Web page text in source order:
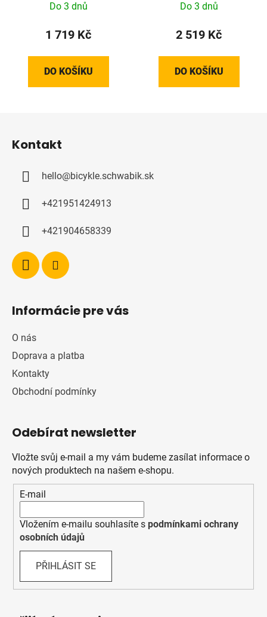
100491990809
Do 3 dnů
1 719 Kč
DO KOŠÍKU
Do 3 dnů
2 519 Kč
DO KOŠÍKU
Kontakt
hello@bicykle.schwabik.sk
+421951424913
+421904658339
Informácie pre vás
O nás
Doprava a platba
Kontakty
Obchodní podmínky
Odebírat newsletter
Vložte svůj e-mail a my vám budeme zasílat informace o
nových produktech na našem e-shopu.
E-mail
Vložením e-mailu souhlasíte s podmínkami ochrany
osobních údajů
PŘIHLÁSIT SE